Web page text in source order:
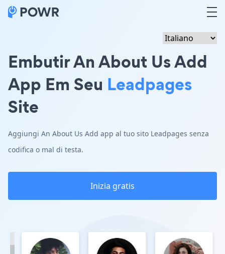
Embutir An About Us Add
App Em Seu Leadpages
Site
Aggiungi An About Us Add app al tuo sito Leadpages senza
codifica o mal di testa.
Inizia gratis